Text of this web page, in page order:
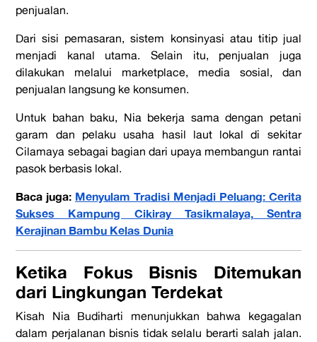
penjualan.
Dari sisi pemasaran, sistem konsinyasi atau titip jual
menjadi kanal utama. Selain itu, penjualan juga
dilakukan melalui marketplace, media sosial, dan
penjualan langsung ke konsumen.
Untuk bahan baku, Nia bekerja sama dengan petani
garam dan pelaku usaha hasil laut lokal di sekitar
Cilamaya sebagai bagian dari upaya membangun rantai
pasok berbasis lokal.
Baca juga: Menyulam Tradisi Menjadi Peluang: Cerita
Sukses Kampung Cikiray Tasikmalaya, Sentra
Kerajinan Bambu Kelas Dunia
Ketika Fokus Bisnis Ditemukan
dari Lingkungan Terdekat
Kisah Nia Budiharti menunjukkan bahwa kegagalan
dalam perjalanan bisnis tidak selalu berarti salah jalan.